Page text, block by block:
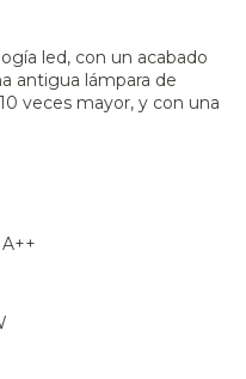
led, con un acabado
antigua lámpara de
veces mayor, y con una